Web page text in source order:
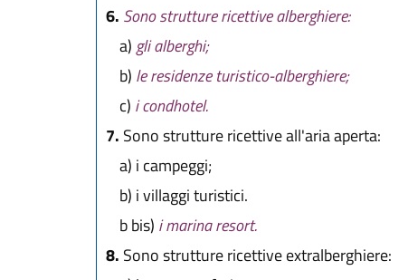
6. Sono strutture ricettive alberghiere:
a)gli alberghi;
b) le residenze turistico-alberghiere;
c) i condhotel.
7. Sono strutture ricettive all'aria aperta:
a) i campeggi;
b) i villaggi turistici.
b bis) i marina resort.
8. Sono strutture ricettive extralberghiere: